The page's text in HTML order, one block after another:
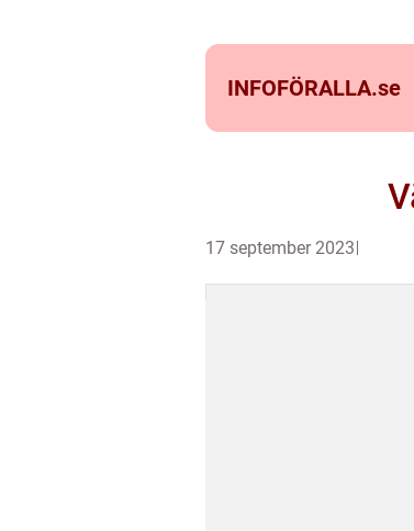
INFOFÖRALLA.se
17 september 2023